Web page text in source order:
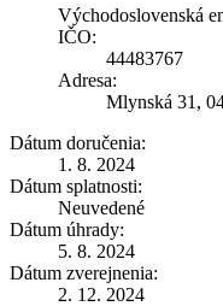
Východoslovenská
IČO:
44483767
Adresa:
Mlynská 31,
Dátum doručenia:
1. 8. 2024
Dátum splatnosti:
Neuvedené
Dátum úhrady:
5. 8. 2024
Dátum zverejnenia:
2. 12. 2024